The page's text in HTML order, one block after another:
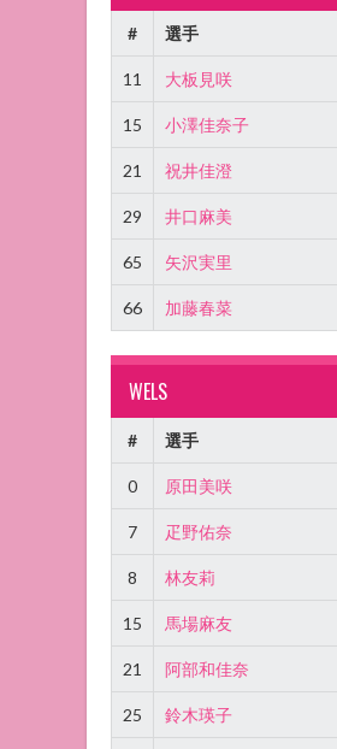
# 選手
11 大板見咲
15 小澤佳奈子
21 祝井佳澄
29 井口麻美
65 矢沢実里
66 加藤春菜
WELS
# 選手
0 原田美咲
7 疋野佑奈
8 林友莉
15 馬場麻友
21 阿部和佳奈
25 鈴木瑛子